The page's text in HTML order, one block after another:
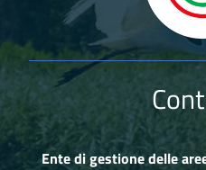
Ente di gestione delle